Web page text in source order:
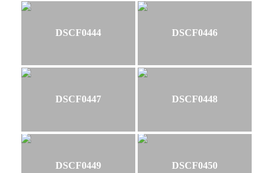
DSCF0444 DSCF0446
DSCF0447 DSCF0448
DSCF0449 DSCF0450